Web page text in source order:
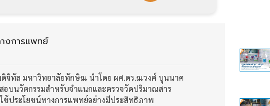
งการแพทย์
จิทัล มหาวิทยาลัยทักษิณ นำโดย ผศ.ดร.ณวงศ์ บุนนาค
บนวัตกรรมสำหรับจำแนกและตรวจวัดปริมาณสาร
ประโยชน์ทางการแพทย์อย่างมีประสิทธิภาพ